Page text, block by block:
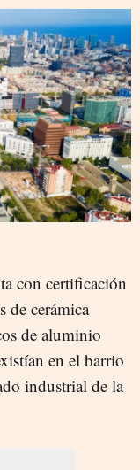
con certificación
de cerámica
de aluminio
en el barrio
industrial de la